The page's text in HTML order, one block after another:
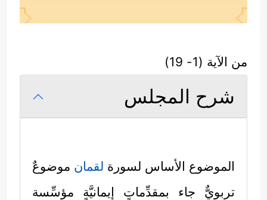
من الآية (1- 19)
شرح المجلس
الموضوع الأساس لسورة لقمان موضوعٌ
تربويٌّ جاء بمقدِّماتٍ إيمانيَّةٍ مؤسِّسة